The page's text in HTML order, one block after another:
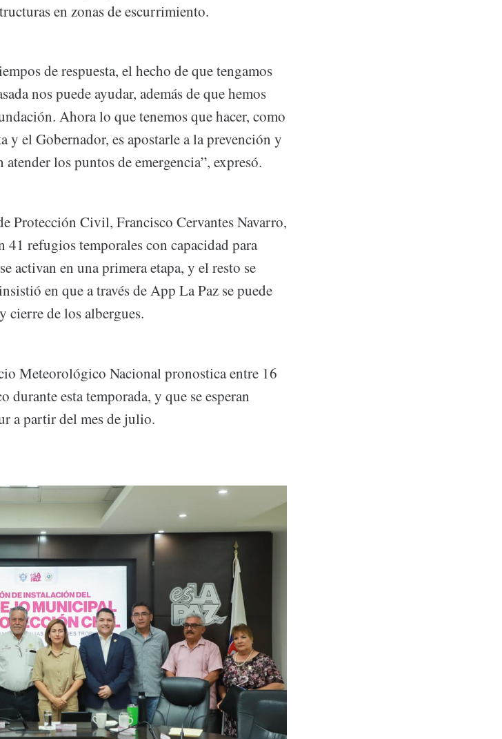
en zonas de escurrimiento.
de respuesta, el hecho de que tengamos
nos puede ayudar, además de que hemos
Ahora lo que tenemos que hacer, como
y el Gobernador, es apostarle a la prevención y
los puntos de emergencia”, expresó.
Protección Civil, Francisco Cervantes Navarro,
refugios temporales con capacidad para
activan en una primera etapa, y el resto se
en que a través de App La Paz se puede
cierre de los albergues.
Meteorológico Nacional pronostica entre 16
durante esta temporada, y que se esperan
a partir del mes de julio.